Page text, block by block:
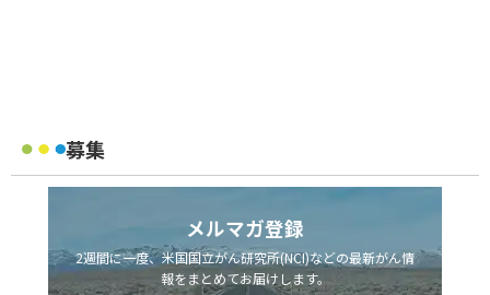
募集
メルマガ登録
2週間に一度、米国国立がん研究所(NCI)などの最新がん情
報をまとめてお届けします。